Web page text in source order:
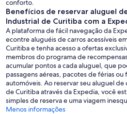
conforto.
Benefícios de reservar aluguel
Industrial de Curitiba com a
A plataforma de fácil navegação da
econtre aluguéis de carros acessíveis
Curitiba e tenha acesso a ofertas
membros do programa de
acumular pontos a cada aluguel, que
passagens aéreas, pacotes de férias
automóveis. Ao reservar seu aluguel
de Curitiba através da Expedia, você
simples de reserva e uma viagem
Menos informações